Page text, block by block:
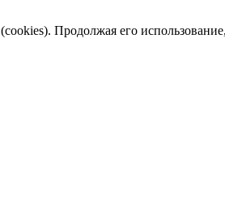
Продолжая его